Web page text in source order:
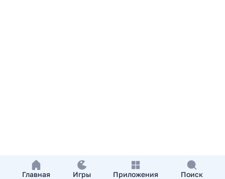
Главная Игры Приложения Поиск